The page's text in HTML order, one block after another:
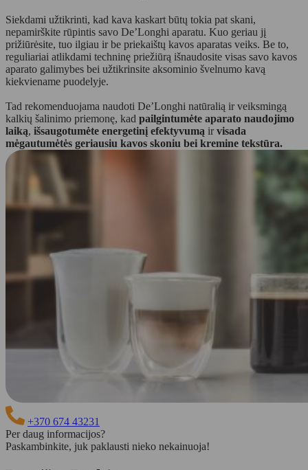
Siekdami užtikrinti, kad kava kaskart būtų tokia pat skani,
nepamirškite rūpintis savo De’Longhi aparatu. Kuo geriau jį
prižiūrėsite, tuo ilgiau ir be priekaištų kavos aparatas veiks. Be to,
reguliariai atlikdami techninę priežiūrą išnaudosite visas savo kavos
aparato galimybes bei užtikrinsite aksominio švelnumo kavą
kiekviename puodelyje.
Tad rekomenduojama naudoti De’Longhi natūralią ir veiksmingą
kalkių šalinimo priemonę, kad pailgintumėte aparato naudojimo
laiką, išsaugotumėte energetinį efektyvumą ir visada
mėgautumėtės geriausiu kavos skoniu bei kremine tekstūra.
+370 674 43231
Per daug informacijos?
Paskambinkite, juk paklausti nieko nekainuoja!